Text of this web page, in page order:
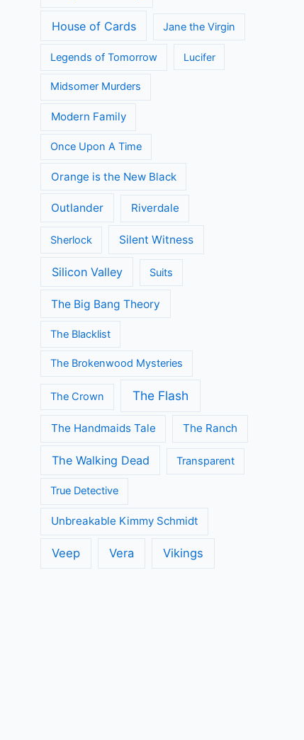
House of Cards Jane the Virgin
Legends of Tomorrow Lucifer
Midsomer Murders
Modern Family
Once Upon A Time
Orange is the New Black
Outlander Riverdale
Sherlock Silent Witness
Silicon Valley Suits
The Big Bang Theory
The Blacklist
The Brokenwood Mysteries
The Crown The Flash
The Handmaids Tale The Ranch
The Walking Dead Transparent
True Detective
Unbreakable Kimmy Schmidt
Veep Vera Vikings